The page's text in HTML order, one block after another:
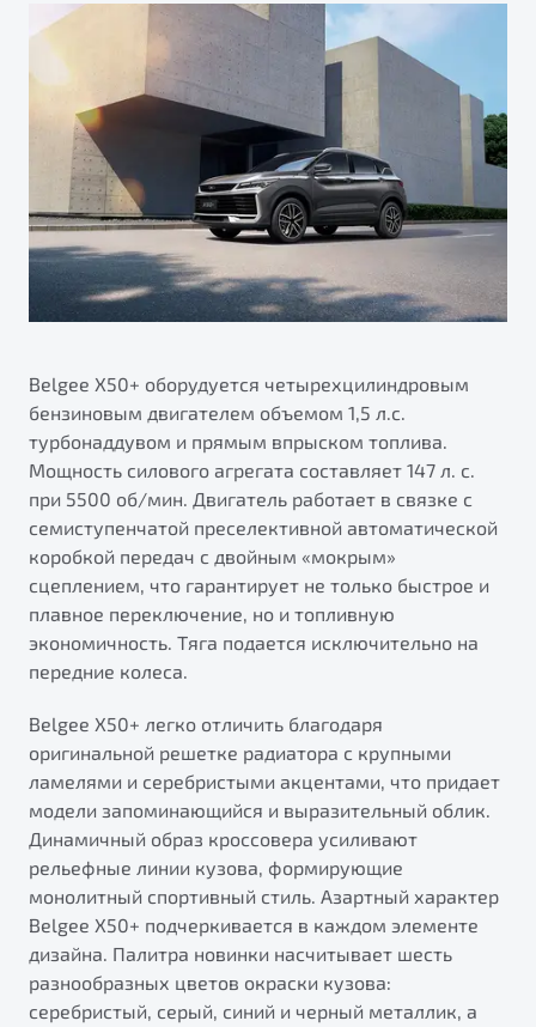
В наличии
Belgee X50+ оборудуется четырехцилиндровым
бензиновым двигателем объемом 1,5 л.с.
турбонаддувом и прямым впрыском топлива.
Мощность силового агрегата составляет 147 л. с.
при 5500 об/мин. Двигатель работает в связке с
семиступенчатой преселективной автоматической
коробкой передач с двойным «мокрым»
сцеплением, что гарантирует не только быстрое и
плавное переключение, но и топливную
экономичность. Тяга подается исключительно на
передние колеса.
Belgee X50+ легко отличить благодаря
оригинальной решетке радиатора с крупными
ламелями и серебристыми акцентами, что придает
модели запоминающийся и выразительный облик.
Динамичный образ кроссовера усиливают
рельефные линии кузова, формирующие
монолитный спортивный стиль. Азартный характер
Belgee X50+ подчеркивается в каждом элементе
дизайна. Палитра новинки насчитывает шесть
разнообразных цветов окраски кузова:
серебристый, серый, синий и черный металлик, а